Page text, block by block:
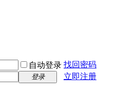
自动登录 找回密码
登录
立即注册